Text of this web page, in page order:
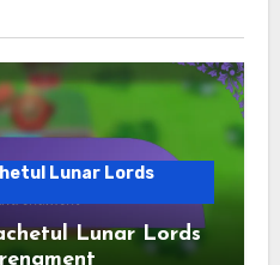
Lunar Lords
Lunar Lords